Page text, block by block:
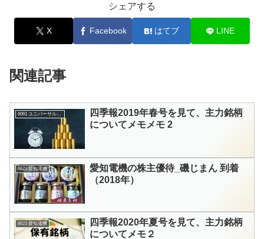
シェアする
X Facebook はてブ LINE
関連記事
6061 ユニバーサル園芸社
四季報2019年春号を見て、主力銘柄
についてメモメモ 2
6623 愛知電機
愛知電機の株主優待_磯じまん 到着
（2018年）
6623 愛知電機
四季報2020年夏号を見て、主力銘柄
についてメモ２